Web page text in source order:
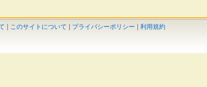
このサイトについて プライバシーポリシー 利用規約